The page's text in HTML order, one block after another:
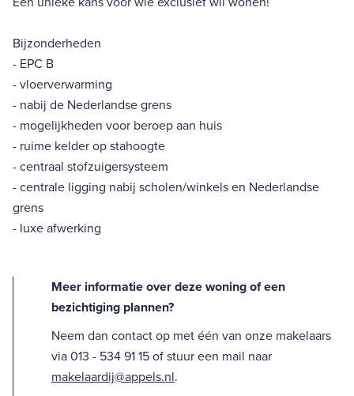
Bijzonderheden
- EPC B
- vloerverwarming
- nabij de Nederlandse grens
- mogelijkheden voor beroep aan huis
- ruime kelder op stahoogte
- centraal stofzuigersysteem
- centrale ligging nabij scholen/winkels en Nederlandse
grens
- luxe afwerking
Meer informatie over deze woning of een
bezichtiging plannen?
Neem dan contact op met één van onze makelaars
via 013 - 534 91 15 of stuur een mail naar
makelaardij@appels.nl.